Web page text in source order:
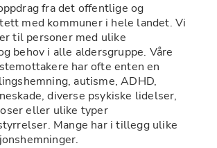
fra det offentlige og
med kommuner i hele landet. Vi
til personer med ulike
behov i alle aldersgruppe. Våre
har ofte enten en
autisme, ADHD,
diverse psykiske lidelser,
eller ulike typer
Mange har i tillegg ulike